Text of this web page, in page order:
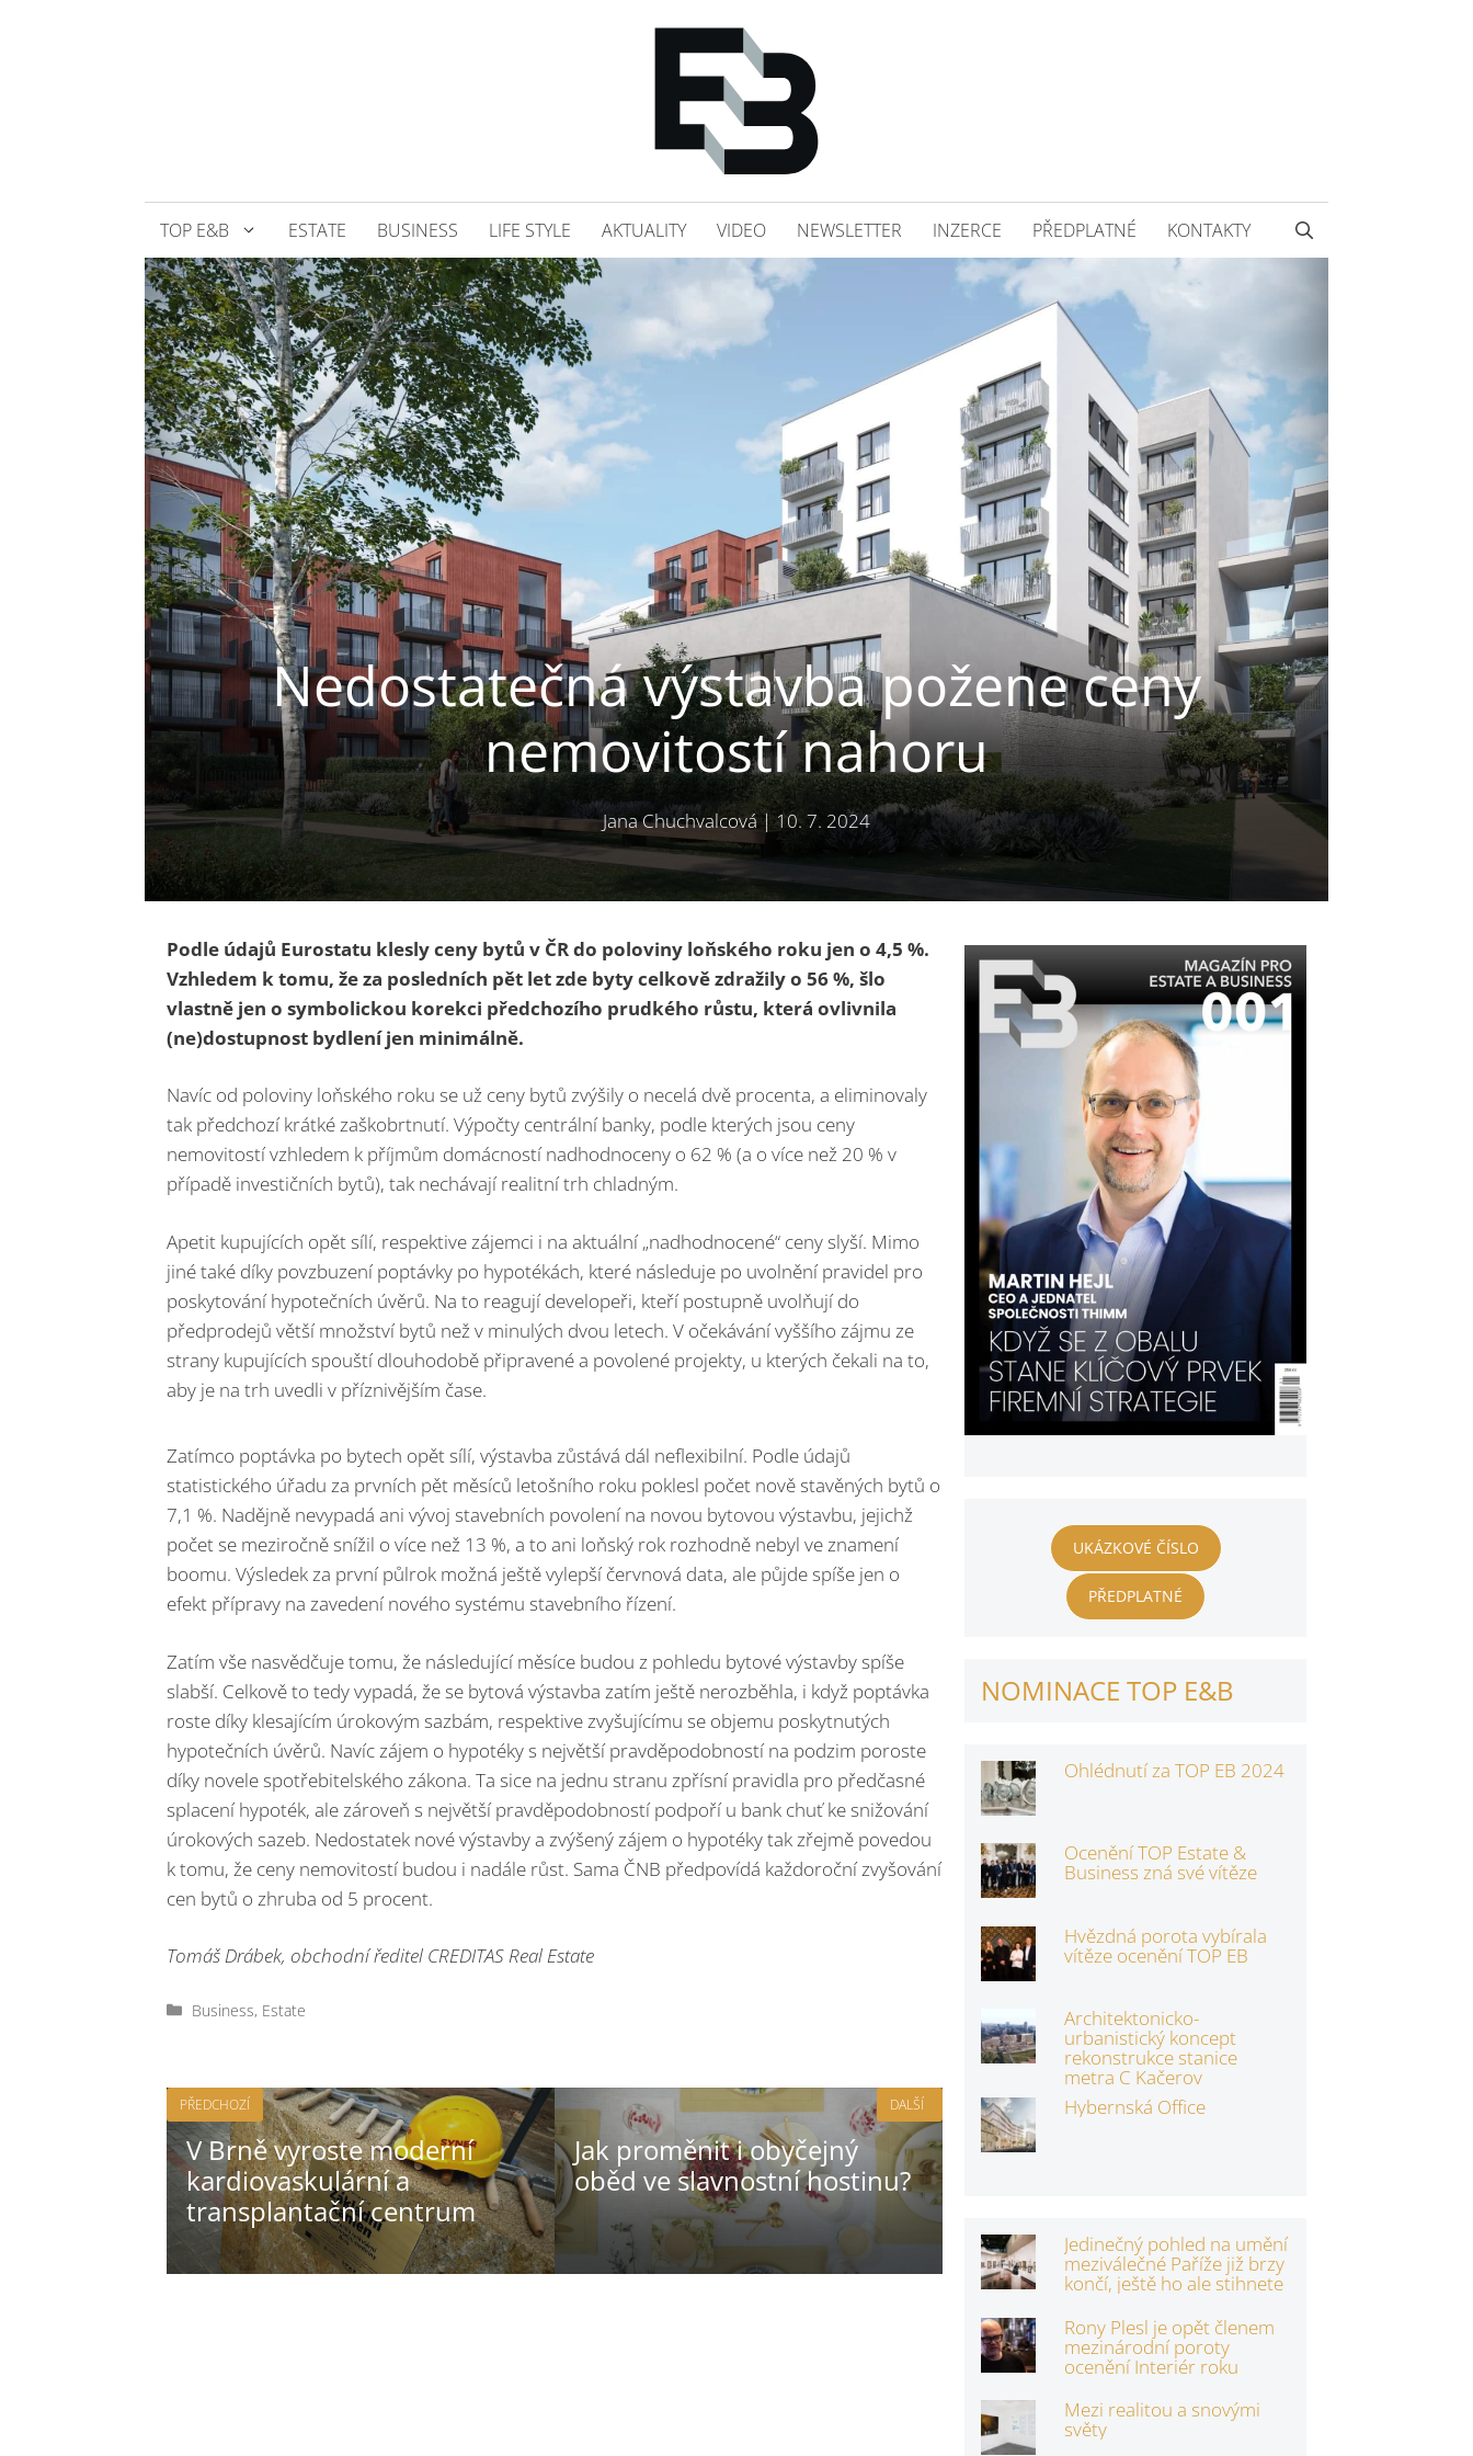
TOP E&B ESTATE BUSINESS LIFE STYLE AKTUALITY VIDEO NEWSLETTER INZERCE PŘEDPLATNÉ KONTAKTY
Nedostatečná výstavba požene ceny
nemovitostí nahoru
Jana Chuchvalcová |10. 7. 2024
Podle údajů Eurostatu klesly ceny bytů v ČR do poloviny loňského roku jen o 4,5 %.
Vzhledem k tomu, že za posledních pět let zde byty celkově zdražily o 56 %, šlo
vlastně jen o symbolickou korekci předchozího prudkého růstu, která ovlivnila
(ne)dostupnost bydlení jen minimálně.
Navíc od poloviny loňského roku se už ceny bytů zvýšily o necelá dvě procenta, a eliminovaly
tak předchozí krátké zaškobrtnutí. Výpočty centrální banky, podle kterých jsou ceny
nemovitostí vzhledem k příjmům domácností nadhodnoceny o 62 % (a o více než 20 % v
případě investičních bytů), tak nechávají realitní trh chladným.
Apetit kupujících opět sílí, respektive zájemci i na aktuální „nadhodnocené“ ceny slyší. Mimo
jiné také díky povzbuzení poptávky po hypotékách, které následuje po uvolnění pravidel pro
poskytování hypotečních úvěrů. Na to reagují developeři, kteří postupně uvolňují do
předprodejů větší množství bytů než v minulých dvou letech. V očekávání vyššího zájmu ze
strany kupujících spouští dlouhodobě připravené a povolené projekty, u kterých čekali na to,
aby je na trh uvedli v příznivějším čase.
Zatímco poptávka po bytech opět sílí, výstavba zůstává dál neflexibilní. Podle údajů
statistického úřadu za prvních pět měsíců letošního roku poklesl počet nově stavěných bytů o
7,1 %. Nadějně nevypadá ani vývoj stavebních povolení na novou bytovou výstavbu, jejichž
počet se meziročně snížil o více než 13 %, a to ani loňský rok rozhodně nebyl ve znamení
boomu. Výsledek za první půlrok možná ještě vylepší červnová data, ale půjde spíše jen o
efekt přípravy na zavedení nového systému stavebního řízení.
Zatím vše nasvědčuje tomu, že následující měsíce budou z pohledu bytové výstavby spíše
slabší. Celkově to tedy vypadá, že se bytová výstavba zatím ještě nerozběhla, i když poptávka
roste díky klesajícím úrokovým sazbám, respektive zvyšujícímu se objemu poskytnutých
hypotečních úvěrů. Navíc zájem o hypotéky s největší pravděpodobností na podzim poroste
díky novele spotřebitelského zákona. Ta sice na jednu stranu zpřísní pravidla pro předčasné
splacení hypoték, ale zároveň s největší pravděpodobností podpoří u bank chuť ke snižování
úrokových sazeb. Nedostatek nové výstavby a zvýšený zájem o hypotéky tak zřejmě povedou
k tomu, že ceny nemovitostí budou i nadále růst. Sama ČNB předpovídá každoroční zvyšování
cen bytů o zhruba od 5 procent.
Tomáš Drábek, obchodní ředitel CREDITAS Real Estate
Rubriky
Business, Estate
PŘEDCHOZÍ
V Brně vyroste moderní
kardiovaskulární a
transplantační centrum
Jak proměnit i obyčejný
oběd ve slavnostní hostinu?
DALŠÍ
UKÁZKOVÉ ČÍSLO
PŘEDPLATNÉ
NOMINACE TOP E&B
Ohlédnutí za TOP EB 2024
Ocenění TOP Estate &
Business zná své vítěze
Hvězdná porota vybírala
vítěze ocenění TOP EB
Architektonicko-
urbanistický koncept
rekonstrukce stanice
metra C Kačerov
Hybernská Office
Jedinečný pohled na umění
meziválečné Paříže již brzy
končí, ještě ho ale stihnete
Rony Plesl je opět členem
mezinárodní poroty
ocenění Interiér roku
Mezi realitou a snovými
světy